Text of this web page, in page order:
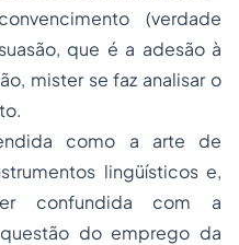
(verdade
que é a adesão à
mister se faz analisar o
como a arte de
lingüísticos e,
confundida com a
do emprego da